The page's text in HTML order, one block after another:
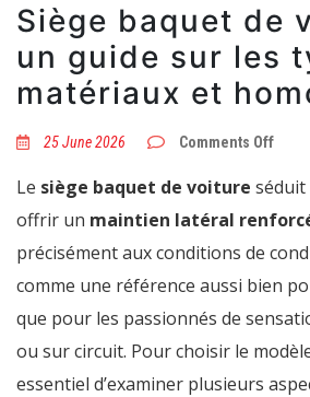
Siège baquet de
un guide sur les
matériaux et
25 June 2026 Comments Offon
de
:
les
types,
et
Le siège baquet de voiture séduit
offrir un maintien latéral
précisément aux conditions de
comme une référence aussi bien
que pour les passionnés de
ou sur circuit. Pour choisir le
essentiel d’examiner plusieurs